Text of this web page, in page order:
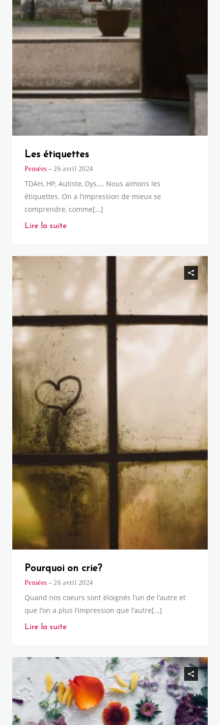
Les étiquettes
Pensées 26 avril 2024
TDAH, HP, Autiste, Dys…. Nous aimons les
étiquettes. On a l’impression de mieux se
comprendre, comme[…]
Lire la suite
Pourquoi on crie?
Pensées 26 avril 2024
Quand nos coeurs sont éloignés l’un de l’autre et
que l’on a plus l’impression que l’autre[…]
Lire la suite